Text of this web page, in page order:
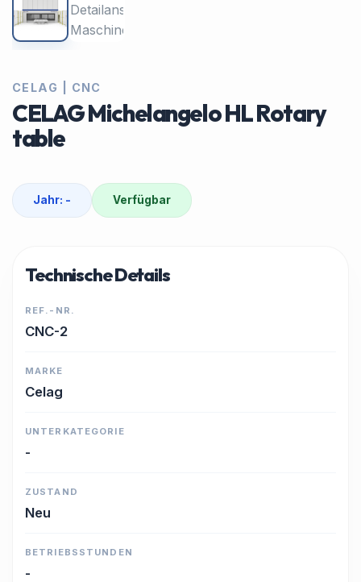
CELAG | CNC
CELAG Michelangelo HL Rotary
table
Jahr: - Verfügbar
Technische Details
REF.-NR.
CNC-2
MARKE
Celag
UNTERKATEGORIE
-
ZUSTAND
Neu
BETRIEBSSTUNDEN
-